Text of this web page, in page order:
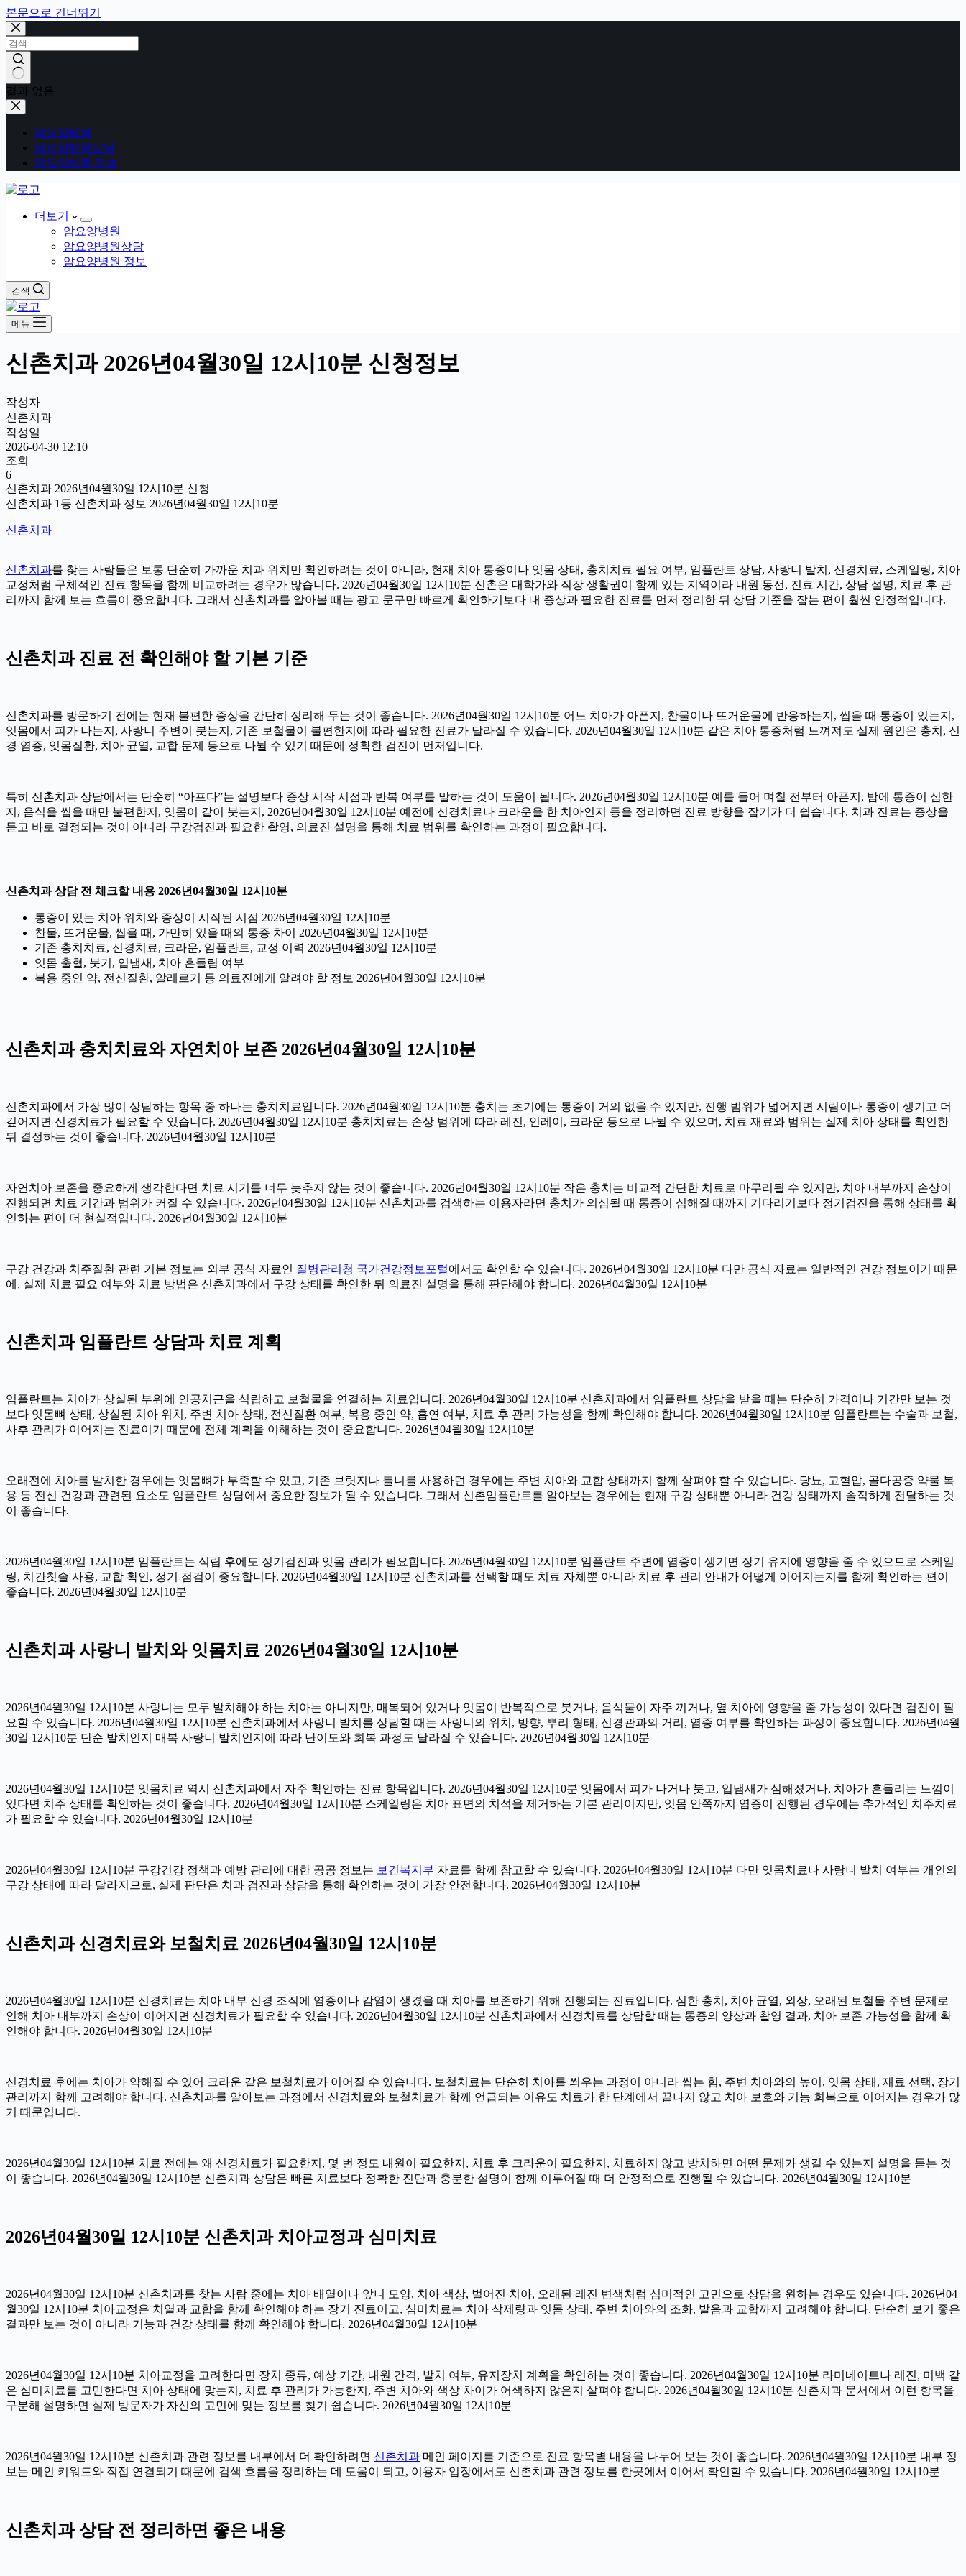
본문으로 건너뛰기
결과 없음
암요양병원
암요양병원상담
암요양병원 정보
더보기
암요양병원
암요양병원상담
암요양병원 정보
검색
메뉴
신촌치과 2026년04월30일 12시10분 신청정보
작성자
신촌치과
작성일
2026-04-30 12:10
조회
6
신촌치과 2026년04월30일 12시10분 신청
신촌치과 1등 신촌치과 정보 2026년04월30일 12시10분
신촌치과
신촌치과를 찾는 사람들은 보통 단순히 가까운 치과 위치만 확인하려는 것이 아니라, 현재 치아 통증이나 잇몸 상태, 충치치료 필요 여부, 임플란트 상담, 사랑니 발치, 신경치료, 스케일링, 치아
교정처럼 구체적인 진료 항목을 함께 비교하려는 경우가 많습니다. 2026년04월30일 12시10분 신촌은 대학가와 직장 생활권이 함께 있는 지역이라 내원 동선, 진료 시간, 상담 설명, 치료 후 관
리까지 함께 보는 흐름이 중요합니다. 그래서 신촌치과를 알아볼 때는 광고 문구만 빠르게 확인하기보다 내 증상과 필요한 진료를 먼저 정리한 뒤 상담 기준을 잡는 편이 훨씬 안정적입니다.
신촌치과 진료 전 확인해야 할 기본 기준
신촌치과를 방문하기 전에는 현재 불편한 증상을 간단히 정리해 두는 것이 좋습니다. 2026년04월30일 12시10분 어느 치아가 아픈지, 찬물이나 뜨거운물에 반응하는지, 씹을 때 통증이 있는지,
잇몸에서 피가 나는지, 사랑니 주변이 붓는지, 기존 보철물이 불편한지에 따라 필요한 진료가 달라질 수 있습니다. 2026년04월30일 12시10분 같은 치아 통증처럼 느껴져도 실제 원인은 충치, 신
경 염증, 잇몸질환, 치아 균열, 교합 문제 등으로 나뉠 수 있기 때문에 정확한 검진이 먼저입니다.
특히 신촌치과 상담에서는 단순히 “아프다”는 설명보다 증상 시작 시점과 반복 여부를 말하는 것이 도움이 됩니다. 2026년04월30일 12시10분 예를 들어 며칠 전부터 아픈지, 밤에 통증이 심한
지, 음식을 씹을 때만 불편한지, 잇몸이 같이 붓는지, 2026년04월30일 12시10분 예전에 신경치료나 크라운을 한 치아인지 등을 정리하면 진료 방향을 잡기가 더 쉽습니다. 치과 진료는 증상을
듣고 바로 결정되는 것이 아니라 구강검진과 필요한 촬영, 의료진 설명을 통해 치료 범위를 확인하는 과정이 필요합니다.
신촌치과 상담 전 체크할 내용 2026년04월30일 12시10분
통증이 있는 치아 위치와 증상이 시작된 시점 2026년04월30일 12시10분
찬물, 뜨거운물, 씹을 때, 가만히 있을 때의 통증 차이 2026년04월30일 12시10분
기존 충치치료, 신경치료, 크라운, 임플란트, 교정 이력 2026년04월30일 12시10분
잇몸 출혈, 붓기, 입냄새, 치아 흔들림 여부
복용 중인 약, 전신질환, 알레르기 등 의료진에게 알려야 할 정보 2026년04월30일 12시10분
신촌치과 충치치료와 자연치아 보존 2026년04월30일 12시10분
신촌치과에서 가장 많이 상담하는 항목 중 하나는 충치치료입니다. 2026년04월30일 12시10분 충치는 초기에는 통증이 거의 없을 수 있지만, 진행 범위가 넓어지면 시림이나 통증이 생기고 더
깊어지면 신경치료가 필요할 수 있습니다. 2026년04월30일 12시10분 충치치료는 손상 범위에 따라 레진, 인레이, 크라운 등으로 나뉠 수 있으며, 치료 재료와 범위는 실제 치아 상태를 확인한
뒤 결정하는 것이 좋습니다. 2026년04월30일 12시10분
자연치아 보존을 중요하게 생각한다면 치료 시기를 너무 늦추지 않는 것이 좋습니다. 2026년04월30일 12시10분 작은 충치는 비교적 간단한 치료로 마무리될 수 있지만, 치아 내부까지 손상이
진행되면 치료 기간과 범위가 커질 수 있습니다. 2026년04월30일 12시10분 신촌치과를 검색하는 이용자라면 충치가 의심될 때 통증이 심해질 때까지 기다리기보다 정기검진을 통해 상태를 확
인하는 편이 더 현실적입니다. 2026년04월30일 12시10분
구강 건강과 치주질환 관련 기본 정보는 외부 공식 자료인 질병관리청 국가건강정보포털에서도 확인할 수 있습니다. 2026년04월30일 12시10분 다만 공식 자료는 일반적인 건강 정보이기 때문
에, 실제 치료 필요 여부와 치료 방법은 신촌치과에서 구강 상태를 확인한 뒤 의료진 설명을 통해 판단해야 합니다. 2026년04월30일 12시10분
신촌치과 임플란트 상담과 치료 계획
임플란트는 치아가 상실된 부위에 인공치근을 식립하고 보철물을 연결하는 치료입니다. 2026년04월30일 12시10분 신촌치과에서 임플란트 상담을 받을 때는 단순히 가격이나 기간만 보는 것
보다 잇몸뼈 상태, 상실된 치아 위치, 주변 치아 상태, 전신질환 여부, 복용 중인 약, 흡연 여부, 치료 후 관리 가능성을 함께 확인해야 합니다. 2026년04월30일 12시10분 임플란트는 수술과 보철,
사후 관리가 이어지는 진료이기 때문에 전체 계획을 이해하는 것이 중요합니다. 2026년04월30일 12시10분
오래전에 치아를 발치한 경우에는 잇몸뼈가 부족할 수 있고, 기존 브릿지나 틀니를 사용하던 경우에는 주변 치아와 교합 상태까지 함께 살펴야 할 수 있습니다. 당뇨, 고혈압, 골다공증 약물 복
용 등 전신 건강과 관련된 요소도 임플란트 상담에서 중요한 정보가 될 수 있습니다. 그래서 신촌임플란트를 알아보는 경우에는 현재 구강 상태뿐 아니라 건강 상태까지 솔직하게 전달하는 것
이 좋습니다.
2026년04월30일 12시10분 임플란트는 식립 후에도 정기검진과 잇몸 관리가 필요합니다. 2026년04월30일 12시10분 임플란트 주변에 염증이 생기면 장기 유지에 영향을 줄 수 있으므로 스케일
링, 치간칫솔 사용, 교합 확인, 정기 점검이 중요합니다. 2026년04월30일 12시10분 신촌치과를 선택할 때도 치료 자체뿐 아니라 치료 후 관리 안내가 어떻게 이어지는지를 함께 확인하는 편이
좋습니다. 2026년04월30일 12시10분
신촌치과 사랑니 발치와 잇몸치료 2026년04월30일 12시10분
2026년04월30일 12시10분 사랑니는 모두 발치해야 하는 치아는 아니지만, 매복되어 있거나 잇몸이 반복적으로 붓거나, 음식물이 자주 끼거나, 옆 치아에 영향을 줄 가능성이 있다면 검진이 필
요할 수 있습니다. 2026년04월30일 12시10분 신촌치과에서 사랑니 발치를 상담할 때는 사랑니의 위치, 방향, 뿌리 형태, 신경관과의 거리, 염증 여부를 확인하는 과정이 중요합니다. 2026년04월
30일 12시10분 단순 발치인지 매복 사랑니 발치인지에 따라 난이도와 회복 과정도 달라질 수 있습니다. 2026년04월30일 12시10분
2026년04월30일 12시10분 잇몸치료 역시 신촌치과에서 자주 확인하는 진료 항목입니다. 2026년04월30일 12시10분 잇몸에서 피가 나거나 붓고, 입냄새가 심해졌거나, 치아가 흔들리는 느낌이
있다면 치주 상태를 확인하는 것이 좋습니다. 2026년04월30일 12시10분 스케일링은 치아 표면의 치석을 제거하는 기본 관리이지만, 잇몸 안쪽까지 염증이 진행된 경우에는 추가적인 치주치료
가 필요할 수 있습니다. 2026년04월30일 12시10분
2026년04월30일 12시10분 구강건강 정책과 예방 관리에 대한 공공 정보는 보건복지부 자료를 함께 참고할 수 있습니다. 2026년04월30일 12시10분 다만 잇몸치료나 사랑니 발치 여부는 개인의
구강 상태에 따라 달라지므로, 실제 판단은 치과 검진과 상담을 통해 확인하는 것이 가장 안전합니다. 2026년04월30일 12시10분
신촌치과 신경치료와 보철치료 2026년04월30일 12시10분
2026년04월30일 12시10분 신경치료는 치아 내부 신경 조직에 염증이나 감염이 생겼을 때 치아를 보존하기 위해 진행되는 진료입니다. 심한 충치, 치아 균열, 외상, 오래된 보철물 주변 문제로
인해 치아 내부까지 손상이 이어지면 신경치료가 필요할 수 있습니다. 2026년04월30일 12시10분 신촌치과에서 신경치료를 상담할 때는 통증의 양상과 촬영 결과, 치아 보존 가능성을 함께 확
인해야 합니다. 2026년04월30일 12시10분
신경치료 후에는 치아가 약해질 수 있어 크라운 같은 보철치료가 이어질 수 있습니다. 보철치료는 단순히 치아를 씌우는 과정이 아니라 씹는 힘, 주변 치아와의 높이, 잇몸 상태, 재료 선택, 장기
관리까지 함께 고려해야 합니다. 신촌치과를 알아보는 과정에서 신경치료와 보철치료가 함께 언급되는 이유도 치료가 한 단계에서 끝나지 않고 치아 보호와 기능 회복으로 이어지는 경우가 많
기 때문입니다.
2026년04월30일 12시10분 치료 전에는 왜 신경치료가 필요한지, 몇 번 정도 내원이 필요한지, 치료 후 크라운이 필요한지, 치료하지 않고 방치하면 어떤 문제가 생길 수 있는지 설명을 듣는 것
이 좋습니다. 2026년04월30일 12시10분 신촌치과 상담은 빠른 치료보다 정확한 진단과 충분한 설명이 함께 이루어질 때 더 안정적으로 진행될 수 있습니다. 2026년04월30일 12시10분
2026년04월30일 12시10분 신촌치과 치아교정과 심미치료
2026년04월30일 12시10분 신촌치과를 찾는 사람 중에는 치아 배열이나 앞니 모양, 치아 색상, 벌어진 치아, 오래된 레진 변색처럼 심미적인 고민으로 상담을 원하는 경우도 있습니다. 2026년04
월30일 12시10분 치아교정은 치열과 교합을 함께 확인해야 하는 장기 진료이고, 심미치료는 치아 삭제량과 잇몸 상태, 주변 치아와의 조화, 발음과 교합까지 고려해야 합니다. 단순히 보기 좋은
결과만 보는 것이 아니라 기능과 건강 상태를 함께 확인해야 합니다. 2026년04월30일 12시10분
2026년04월30일 12시10분 치아교정을 고려한다면 장치 종류, 예상 기간, 내원 간격, 발치 여부, 유지장치 계획을 확인하는 것이 좋습니다. 2026년04월30일 12시10분 라미네이트나 레진, 미백 같
은 심미치료를 고민한다면 치아 상태에 맞는지, 치료 후 관리가 가능한지, 주변 치아와 색상 차이가 어색하지 않은지 살펴야 합니다. 2026년04월30일 12시10분 신촌치과 문서에서 이런 항목을
구분해 설명하면 실제 방문자가 자신의 고민에 맞는 정보를 찾기 쉽습니다. 2026년04월30일 12시10분
2026년04월30일 12시10분 신촌치과 관련 정보를 내부에서 더 확인하려면 신촌치과 메인 페이지를 기준으로 진료 항목별 내용을 나누어 보는 것이 좋습니다. 2026년04월30일 12시10분 내부 정
보는 메인 키워드와 직접 연결되기 때문에 검색 흐름을 정리하는 데 도움이 되고, 이용자 입장에서도 신촌치과 관련 정보를 한곳에서 이어서 확인할 수 있습니다. 2026년04월30일 12시10분
신촌치과 상담 전 정리하면 좋은 내용